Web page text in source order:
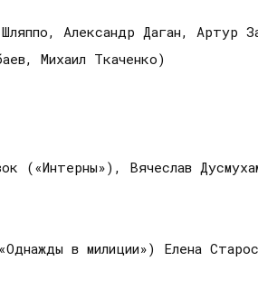
Александр Даган, Артур
Михаил Ткаченко)
(«Интерны»), Вячеслав
в милиции») Елена